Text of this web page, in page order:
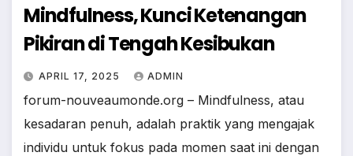
Mindfulness, Kunci Ketenangan
Pikiran di Tengah Kesibukan
APRIL 17, 2025 ADMIN
forum-nouveaumonde.org – Mindfulness, atau
kesadaran penuh, adalah praktik yang mengajak
individu untuk fokus pada momen saat ini dengan